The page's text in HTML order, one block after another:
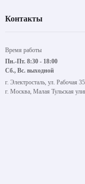
Контакты
Время работы
Пн.-Пт. 8:30 - 18:00
Сб., Вс. выходной
г. Электросталь, ул. Рабочая
г. Москва, Малая Тульская